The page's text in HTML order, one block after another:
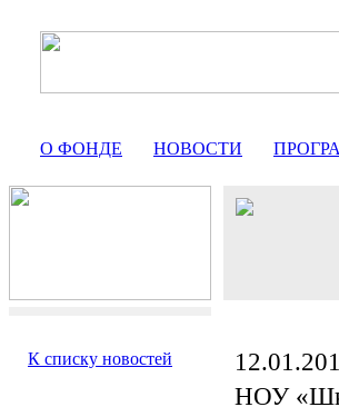
О ФОНДЕ НОВОСТИ
К списку новостей
НОУ